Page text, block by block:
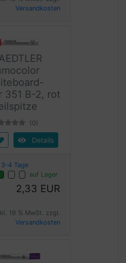
Versandkosten
351 B-2, rot
(0)
Details
3-4 Tage
auf Lager
2,33 EUR
19 % MwSt. zzgl.
Versandkosten